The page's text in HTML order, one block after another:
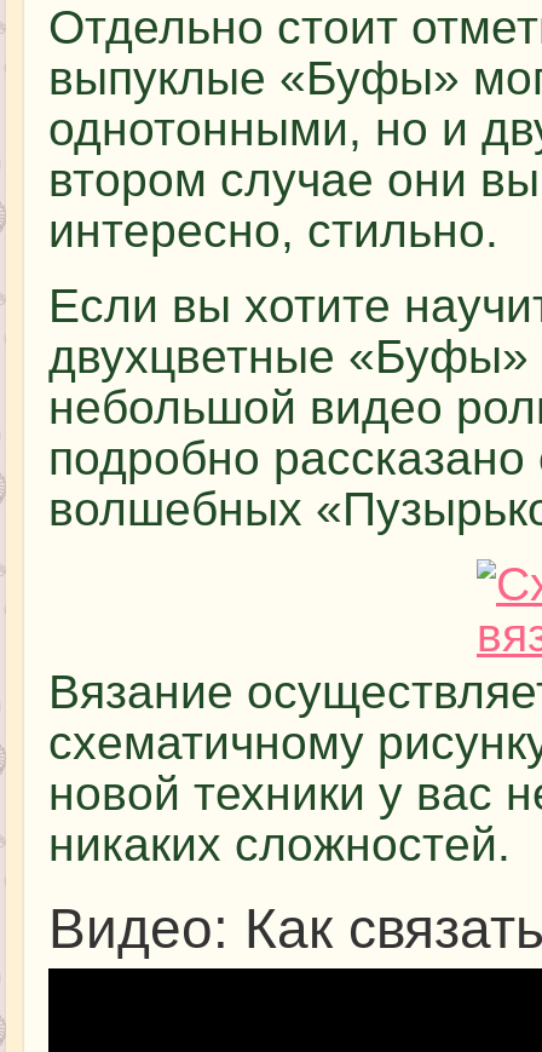
Отдельно стоит
выпуклые «Буфы»
однотонными, но и
втором случае они
интересно, стильно.
Если вы хотите
двухцветные «Буфы»
небольшой видео
подробно рассказано
волшебных
Вязание
схематичному
новой техники у вас
никаких сложностей.
Видео: Как